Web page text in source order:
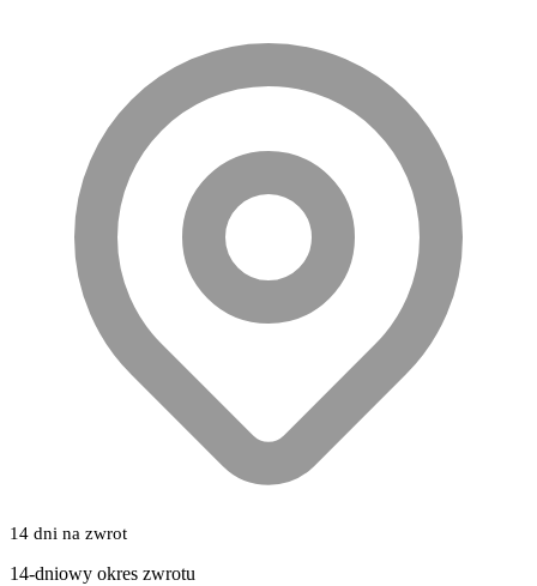
14 dni na zwrot
14-dniowy okres zwrotu